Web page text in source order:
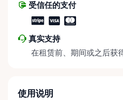
share instead of buy, we’re
make things easier on
受信任的支付
真实支持
在租赁前、期间或之后获
使用说明